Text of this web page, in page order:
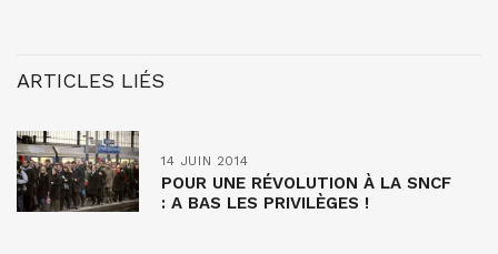
ARTICLES LIÉS
14 JUIN 2014
POUR UNE RÉVOLUTION À LA SNCF
: A BAS LES PRIVILÈGES !